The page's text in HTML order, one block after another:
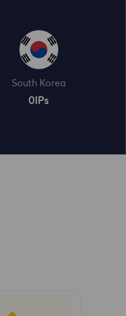
South Korea
0 IPs